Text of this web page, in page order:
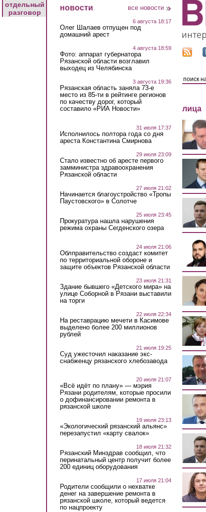
отдельный
разговор
новости все новости
6 августа 18:17
Олег Шалаев отпущен под
домашний арест
4 августа 18:59
Фото: аппарат губернатора
Рязанской области возглавил
выходец из Челябинска
3 августа 19:36
Рязанская область заняла 73-е
место из 85-ти в рейтинге регионов
по качеству дорог, который
составило «РИА Новости»
31 июля 17:37
Исполнилось полтора года со дня
ареста Константина Смирнова
29 июля 23:09
Стало известно об аресте первого
замминистра здравоохранения
Рязанской области
27 июля 21:02
Начинается благоустройство «Тропы
Паустовского» в Солотче
25 июля 23:45
Прокуратура нашла нарушения
режима охраны Сегденского озера
24 июля 21:06
Облправительство создаст комитет
по территориальной обороне и
защите объектов Рязанской области
23 июля 21:31
Здание бывшего «Детского мира» на
улице Соборной в Рязани выставили
на торги
22 июля 22:34
На реставрацию мечети в Касимове
выделено более 200 миллионов
рублей
21 июля 19:25
Суд ужесточил наказание экс-
снабженцу рязанского хлебозавода
20 июля 21:07
«Всё идёт по плану» — мэрия
Рязани родителям, которые просили
о дофинансировании ремонта в
рязанской школе
19 июля 23:13
«Экологический рязанский альянс»
перезапустил «карту свалок»
18 июля 21:32
Рязанский Минздрав сообщил, что
перинатальный центр получит более
200 единиц оборудования
17 июля 21:04
Родители сообщили о нехватке
денег на завершение ремонта в
рязанской школе, который ведется
по нацпроекту
лица